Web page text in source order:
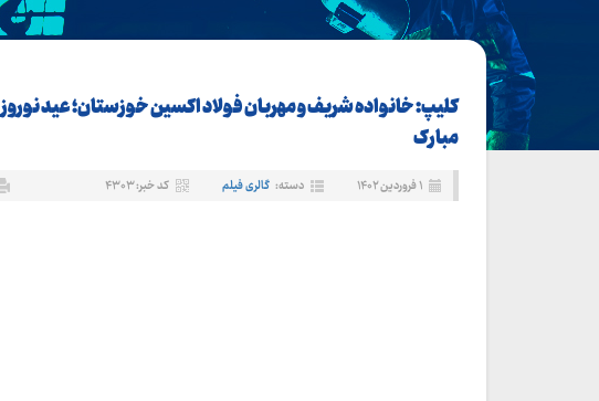
کلیپ: خانواده شریف و مهربان فولاد اکسین خوزستان؛ عید نوروز
مبارک
۱ فروردین ۱۴۰۲ دسته: گالری فیلم کد خبر: ۴۳۰۳